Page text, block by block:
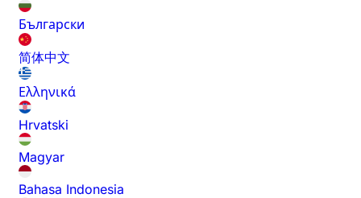
Български
简体中文
Ελληνικά
Hrvatski
Magyar
Bahasa Indonesia